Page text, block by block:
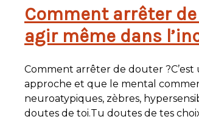
Comment arrêter
agir même dans
Comment arrêter de douter
approche et que le mental
neuroatypiques, zèbres,
doutes de toi.Tu doutes de tes